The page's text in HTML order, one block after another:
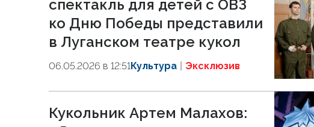
спектакль для детей с ОВЗ
ко Дню Победы представили
в Луганском театре кукол
06.05.2026 в 12:51Культура Эксклюзив
Кукольник Артем Малахов: